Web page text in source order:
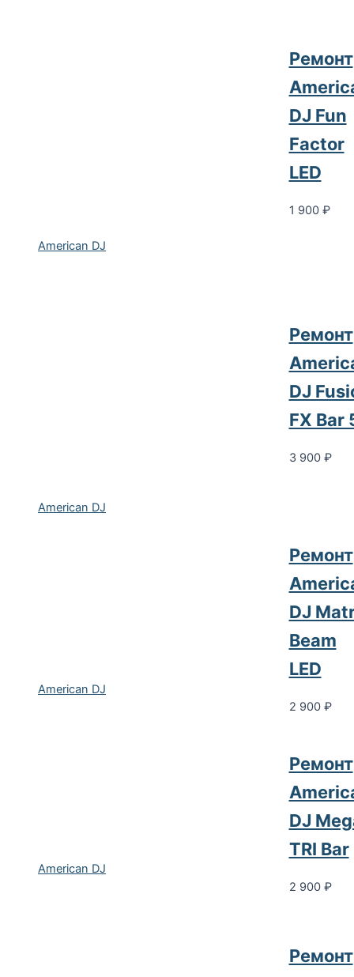
American DJ
Ремонт
DJ Fun
Factor
LED
1 900 ₽
American DJ
Ремонт
DJ
FX Bar
3 900 ₽
American DJ
Ремонт
DJ
Beam
LED
2 900 ₽
American DJ
Ремонт
DJ
TRI Bar
2 900 ₽
Ремонт